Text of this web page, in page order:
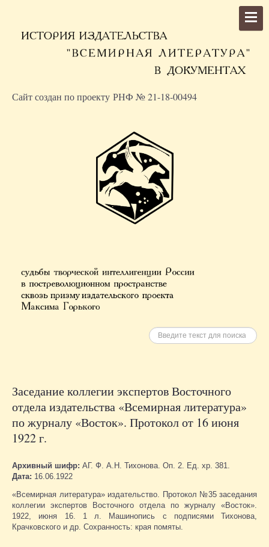
Сайт создан по проекту РНФ № 21-18-00494
Искать
Заседание коллегии экспертов Восточного
отдела издательства «Всемирная литература»
по журналу «Восток». Протокол от 16 июня
1922 г.
Архивный шифр: АГ. Ф. А.Н. Тихонова. Оп. 2. Ед. хр. 381.
Дата: 16.06.1922
«Всемирная литература» издательство. Протокол №35 заседания
коллегии экспертов Восточного отдела по журналу «Восток».
1922, июня 16. 1 л. Машинопись с подписями Тихонова,
Крачковского и др. Сохранность: края помяты.